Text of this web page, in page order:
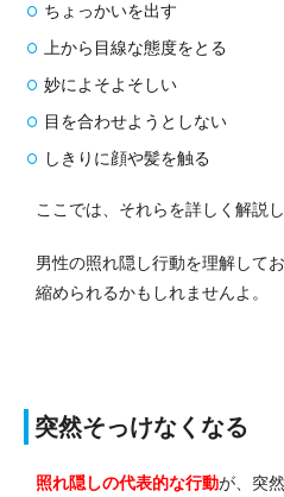
ちょっかいを出す
上から目線な態度をとる
妙によそよそしい
目を合わせようとしない
しきりに顔や髪を触る
ここでは、それらを詳しく解説し
男性の照れ隠し行動を理解して
縮められるかもしれませんよ。
突然そっけなくなる
照れ隠しの代表的な行動が、突